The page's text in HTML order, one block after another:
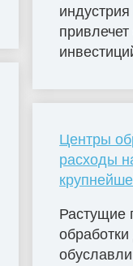
Центры
расходы
Растущие